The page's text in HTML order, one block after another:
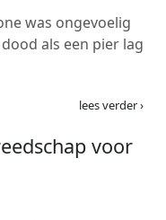
was ongevoelig
als een pier lag
lees verder ›
voor